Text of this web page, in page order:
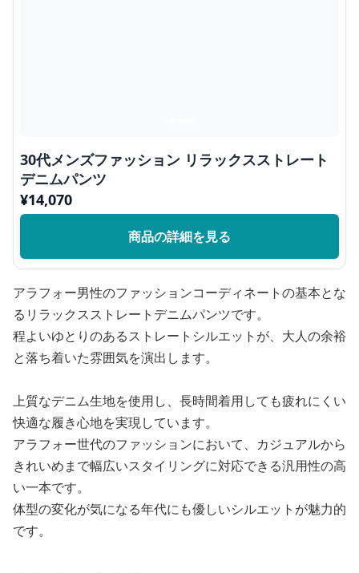
30代メンズファッション リラックスストレート
デニムパンツ
¥14,070
商品の詳細を見る
アラフォー男性のファッションコーディネートの基本とな
るリラックスストレートデニムパンツです。
程よいゆとりのあるストレートシルエットが、大人の余裕
と落ち着いた雰囲気を演出します。
上質なデニム生地を使用し、長時間着用しても疲れにくい
快適な履き心地を実現しています。
アラフォー世代のファッションにおいて、カジュアルから
きれいめまで幅広いスタイリングに対応できる汎用性の高
い一本です。
体型の変化が気になる年代にも優しいシルエットが魅力的
です。